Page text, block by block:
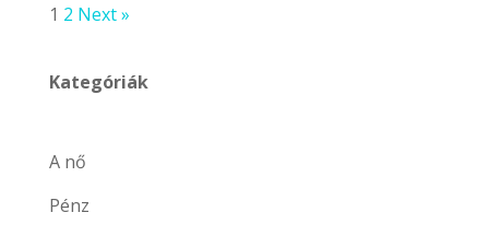
1 2 Next »
Kategóriák
A nő
Pénz